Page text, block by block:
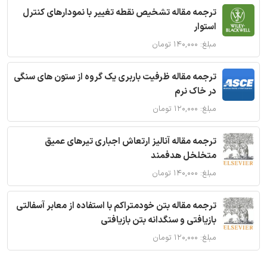
ترجمه مقاله تشخیص نقطه تغییر با نمودارهای کنترل
استوار
مبلغ: ۱۴۰,۰۰۰ تومان
ترجمه مقاله ظرفیت باربری یک گروه از ستون های سنگی
در خاک نرم
مبلغ: ۱۲۰,۰۰۰ تومان
ترجمه مقاله آنالیز ارتعاش اجباری تیرهای عمیق
متخلخل هدفمند
مبلغ: ۱۴۰,۰۰۰ تومان
ترجمه مقاله بتن خودمتراکم با استفاده از معابر آسفالتی
بازیافتی و سنگدانه بتن بازیافتی
مبلغ: ۱۲۰,۰۰۰ تومان